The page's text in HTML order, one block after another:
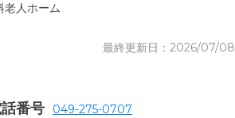
老人ホーム
最終更新日：2026/07/08
番号 049-275-0707